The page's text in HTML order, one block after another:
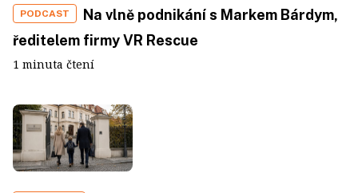
PODCAST
Na vlně podnikání s Markem Bárdym,
ředitelem firmy VR Rescue
1 minuta čtení